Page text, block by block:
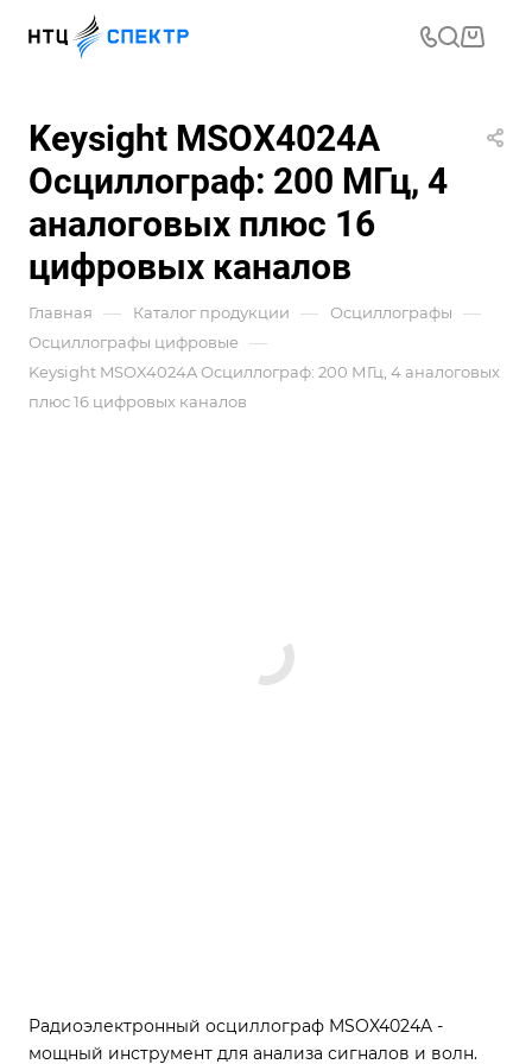
Keysight MSOX4024A
Осциллограф: 200 МГц, 4
аналоговых плюс 16
цифровых каналов
Главная — Каталог продукции — Осциллографы —
Осциллографы цифровые —
Keysight MSOX4024A Осциллограф: 200 МГц, 4 аналоговых
плюс 16 цифровых каналов
Радиоэлектронный осциллограф MSOX4024A -
мощный инструмент для анализа сигналов и волн.